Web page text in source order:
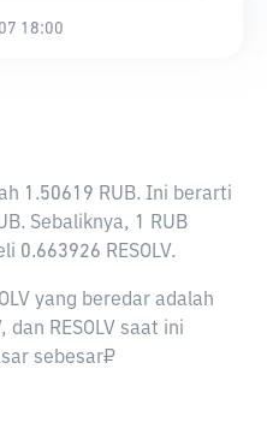
18:00
1.50619 RUB. Ini berarti
Sebaliknya, 1 RUB
0.663926 RESOLV.
yang beredar adalah
dan RESOLV saat ini
sebesar₽